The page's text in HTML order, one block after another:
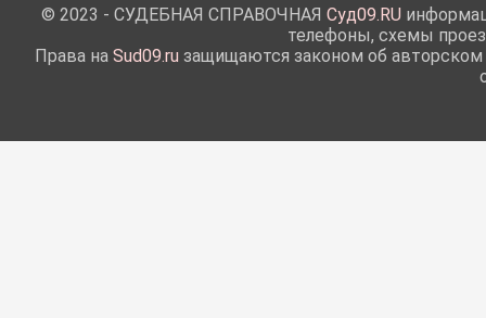
© 2023 - СУДЕБНАЯ СПРАВОЧНАЯ Суд09.RU
телефоны, схемы
Права на Sud09.ru защищаются законом об авторском